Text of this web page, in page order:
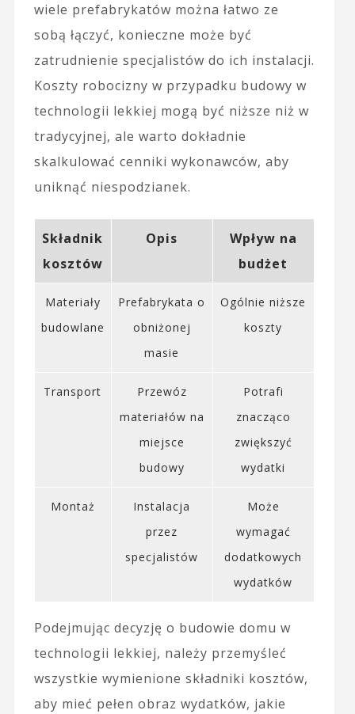
wiele prefabrykatów można łatwo ze
sobą łączyć, konieczne może być
zatrudnienie specjalistów do ich instalacji.
Koszty robocizny w przypadku budowy w
technologii lekkiej mogą być niższe niż w
tradycyjnej, ale warto dokładnie
skalkulować cenniki wykonawców, aby
uniknąć niespodzianek.
Składnik
kosztów
Opis
Wpływ na
budżet
Materiały
budowlane
Prefabrykata o
obniżonej
masie
Ogólnie niższe
koszty
Transport
Przewóz
materiałów na
miejsce
budowy
Potrafi
znacząco
zwiększyć
wydatki
Montaż
Instalacja
przez
specjalistów
Może
wymagać
dodatkowych
wydatków
Podejmując decyzję o budowie domu w
technologii lekkiej, należy przemyśleć
wszystkie wymienione składniki kosztów,
aby mieć pełen obraz wydatków, jakie